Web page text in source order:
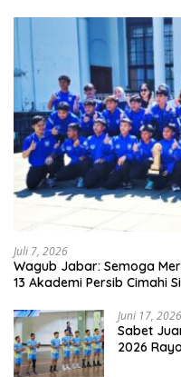
Juli 7, 2026
Wagub Jabar: Semoga
13 Akademi Persib Cimahi
Juni 17, 2026
Sabet
2026